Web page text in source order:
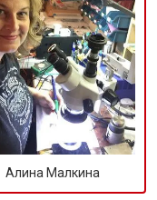
Алина Малкина